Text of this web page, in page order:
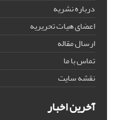
درباره نشریه
اعضای هیات تحریریه
ارسال مقاله
تماس با ما
نقشه سایت
آخرین اخبار